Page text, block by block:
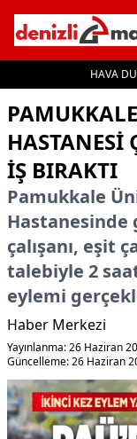
HAVA
IŞ BIRAKTI
Pamukkale
Hastanesinde
çalışanı, eşit
talebiyle 2
eylemi
Haber Merkezi
Yayınlanma: 26 Haziran
Güncelleme: 26 Haziran